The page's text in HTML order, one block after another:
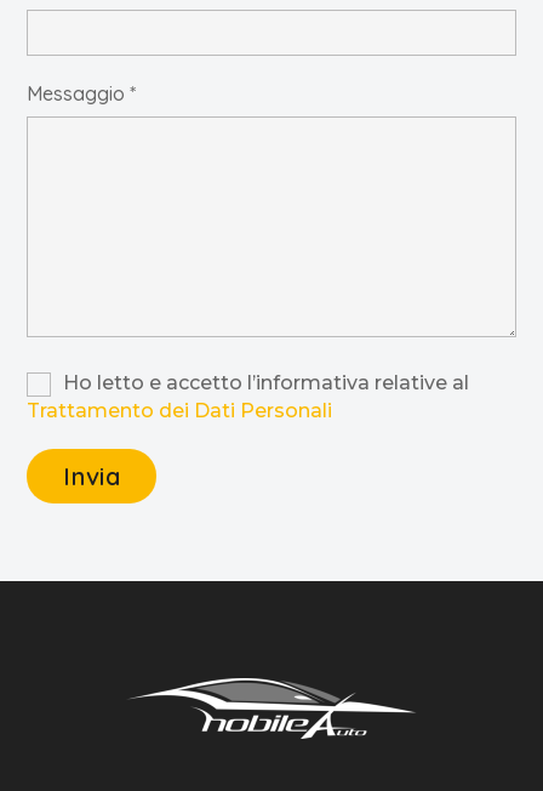
Messaggio *
Ho letto e accetto l’informativa relative al
Trattamento dei Dati Personali